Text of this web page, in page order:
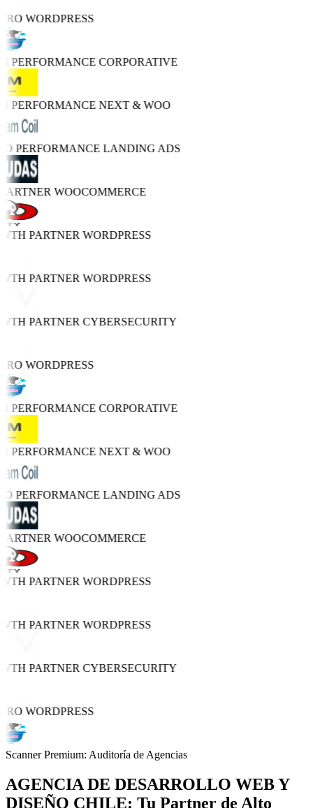
WORDPRESS
PERFORMANCECORPORATIVE
PERFORMANCENEXT & WOO
PERFORMANCELANDING ADS
WOOCOMMERCE
PARTNERWORDPRESS
PARTNERWORDPRESS
PARTNERCYBERSECURITY
WORDPRESS
PERFORMANCECORPORATIVE
PERFORMANCENEXT & WOO
PERFORMANCELANDING ADS
WOOCOMMERCE
PARTNERWORDPRESS
PARTNERWORDPRESS
PARTNERCYBERSECURITY
WORDPRESS
Scanner Premium: Auditoría de Agencias
AGENCIA DE DESARROLLO WEB Y
DISEÑO CHILE: Tu Partner de Alto